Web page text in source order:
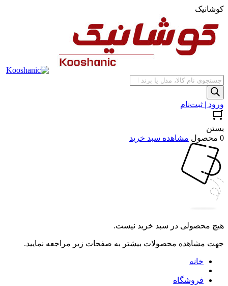
کوشانیک
جستجوی
محصولات
ورود | ثبت‌نام
بستن
0 محصول
مشاهده سبد خرید
هیچ محصولی در سبد خرید نیست.
جهت مشاهده محصولات بیشتر به صفحات زیر مراجعه نمایید.
خانه
فروشگاه